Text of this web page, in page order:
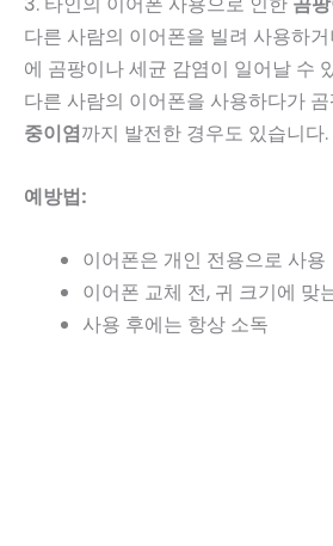
다른 사람의 이어폰을 빌려 사용하
에 곰팡이나 세균 감염이 일어날 수
다른 사람의 이어폰을 사용하다가
중이염까지 발전한 경우도 있습니다.
예방법:
이어폰은 개인 전용으로 사용
이어폰 교체 전, 귀 크기에 맞
사용 후에는 항상 소독